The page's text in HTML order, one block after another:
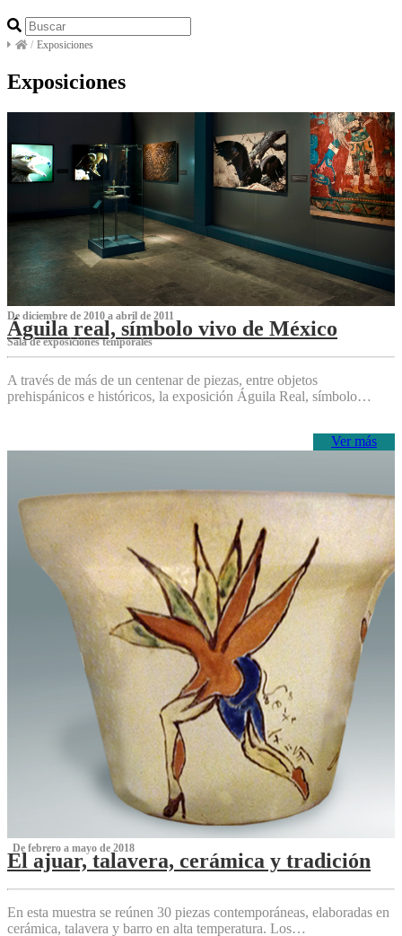
/ Exposiciones
Exposiciones
De diciembre de 2010 a abril de 2011
Águila real, símbolo vivo de México
Sala de exposiciones temporales
A través de más de un centenar de piezas, entre objetos
prehispánicos e históricos, la exposición Águila Real, símbolo…
Ver más
‌ De febrero a mayo de 2018
El ajuar, talavera, cerámica y tradición
‌
En esta muestra se reúnen 30 piezas contemporáneas, elaboradas en
cerámica, talavera y barro en alta temperatura. Los…